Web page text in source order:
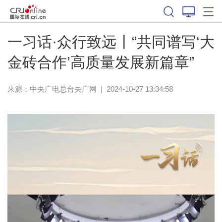
一习话·众行致远丨“共同谱写‘大
金砖合作’高质量发展新篇章”
来源： 中央广电总台央广网 | 2024-10-27 13:34:58